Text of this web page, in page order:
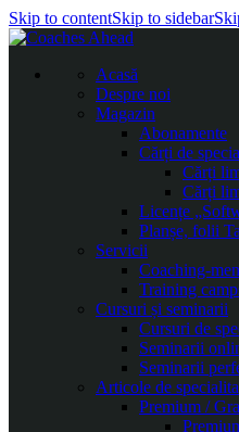
Skip to contentSkip to sidebar
Acasă
Despre noi
Magazin
Abonamente
Cărți de
Cărți
Cărți
Licențe
Planșe, folii
Servicii
Coaching-
Training
Cursuri și seminarii
Cursuri de
Seminarii
Seminarii
Articole de
Premium /